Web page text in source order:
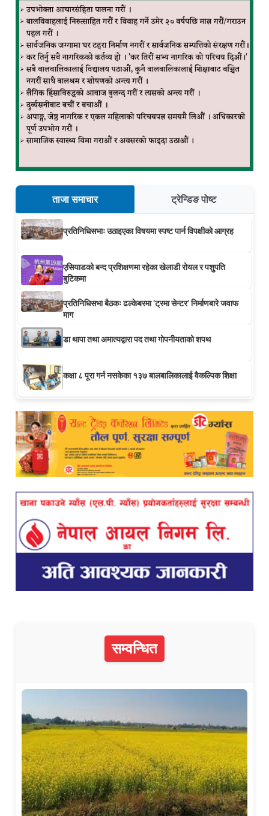
ताजा समाचार ट्रेन्डिङ पोष्ट
प्रतिनिधिसभाः उठाइएका विषयमा स्पष्ट पार्न विपक्षीको आग्रह
एसियाडको बन्द प्रशिक्षणमा रहेका खेलाडी रोयल र पशुपति
बुटिकमा
प्रतिनिधिसभा बैठकः ढल्केबरमा ‘ट्रमा सेन्टर’ निर्माणबारे जवाफ
माग
डा थापा तथा अमात्यद्वारा पद तथा गोपनीयताको शपथ
कक्षा ८ पूरा गर्न नसकेका १३७ बालबालिकालाई वैकल्पिक शिक्षा
सम्वन्धित